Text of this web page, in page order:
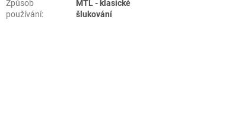
Způsob
používání:
MTL - klasické
šlukování